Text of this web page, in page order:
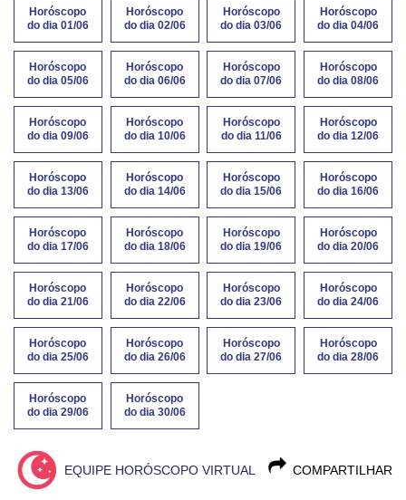
Horóscopo
do dia 01/06
Horóscopo
do dia 02/06
Horóscopo
do dia 03/06
Horóscopo
do dia 04/06
Horóscopo
do dia 05/06
Horóscopo
do dia 06/06
Horóscopo
do dia 07/06
Horóscopo
do dia 08/06
Horóscopo
do dia 09/06
Horóscopo
do dia 10/06
Horóscopo
do dia 11/06
Horóscopo
do dia 12/06
Horóscopo
do dia 13/06
Horóscopo
do dia 14/06
Horóscopo
do dia 15/06
Horóscopo
do dia 16/06
Horóscopo
do dia 17/06
Horóscopo
do dia 18/06
Horóscopo
do dia 19/06
Horóscopo
do dia 20/06
Horóscopo
do dia 21/06
Horóscopo
do dia 22/06
Horóscopo
do dia 23/06
Horóscopo
do dia 24/06
Horóscopo
do dia 25/06
Horóscopo
do dia 26/06
Horóscopo
do dia 27/06
Horóscopo
do dia 28/06
Horóscopo
do dia 29/06
Horóscopo
do dia 30/06
COMPARTILHAR
EQUIPE HORÓSCOPO VIRTUAL